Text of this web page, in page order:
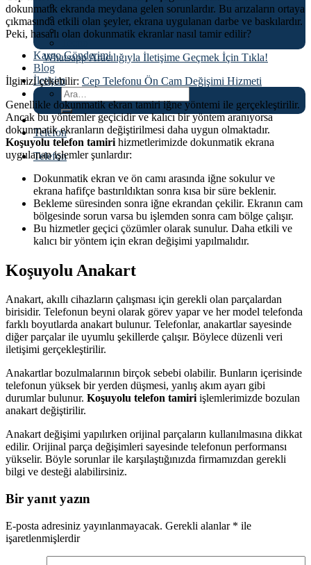
Asus
İnfinix
OnePlus
Kargo Gönderimi
Blog
İletişim
Ara:
Telefon
Telefon
dokunmatik ekranda meydana gelen sorunlardır. Bu arızaların ortaya
çıkmasında etkili olan şeyler, ekrana uygulanan darbe ve baskılardır.
Peki, hasarlı olan dokunmatik ekranlar nasıl tamir edilir?
Whatsapp Aracılığıyla İletişime Geçmek İçin Tıkla!
İlginizi çekebilir: Cep Telefonu Ön Cam Değişimi Hizmeti
Genellikle dokunmatik ekran tamiri iğne yöntemi ile gerçekleştirilir.
Ancak bu yöntemler geçicidir ve kalıcı bir yöntem aranıyorsa
dokunmatik ekranların değiştirilmesi daha uygun olmaktadır.
Koşuyolu telefon tamiri hizmetlerimizde dokunmatik ekrana
uygulanan işlemler şunlardır:
Dokunmatik ekran ve ön camı arasında iğne sokulur ve
ekrana hafifçe bastırıldıktan sonra kısa bir süre beklenir.
Bekleme süresinden sonra iğne ekrandan çekilir. Ekranın cam
bölgesinde sorun varsa bu işlemden sonra cam bölge çalışır.
Bu hizmetler geçici çözümler olarak sunulur. Daha etkili ve
kalıcı bir yöntem için ekran değişimi yapılmalıdır.
Koşuyolu Anakart
Anakart, akıllı cihazların çalışması için gerekli olan parçalardan
birisidir. Telefonun beyni olarak görev yapar ve her model telefonda
farklı boyutlarda anakart bulunur. Telefonlar, anakartlar sayesinde
diğer parçalar ile uyumlu şekillerde çalışır. Böylece düzenli veri
iletişimi gerçekleştirilir.
Anakartlar bozulmalarının birçok sebebi olabilir. Bunların içerisinde
telefonun yüksek bir yerden düşmesi, yanlış akım ayarı gibi
durumlar bulunur. Koşuyolu telefon tamiriişlemlerimizde bozulan
anakart değiştirilir.
Anakart değişimi yapılırken orijinal parçaların kullanılmasına dikkat
edilir. Orijinal parça değişimleri sayesinde telefonun performansı
yükselir. Böyle sorunlar ile karşılaştığınızda firmamızdan gerekli
bilgi ve desteği alabilirsiniz.
Bir yanıt yazın
E-posta adresiniz yayınlanmayacak. Gerekli alanlar * ile
işaretlenmişlerdir